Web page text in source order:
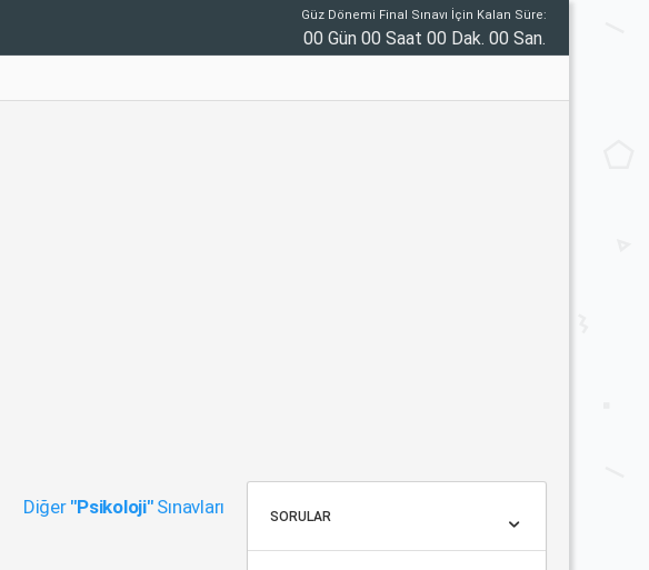
Güz Dönemi Final Sınavı İçin Kalan Süre:
00 Gün 00 Saat 00 Dak. 00 San.
Diğer "Psikoloji"Sınavları SORULAR